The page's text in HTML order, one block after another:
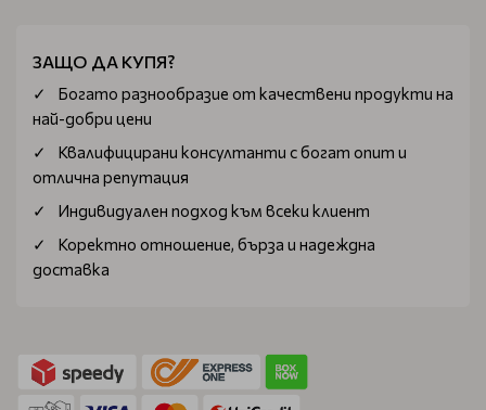
ЗАЩО ДА КУПЯ?
Богатo разнообразие от качествени продукти на
най-добри цени
Квалифицирани консултанти с богат опит и
отлична репутация
Индивидуален подход към всеки клиент
Коректно отношение, бърза и надеждна
доставка